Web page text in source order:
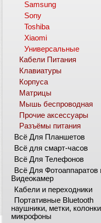
Samsung
Sony
Toshiba
Xiaomi
Универсальные
Кабели Питания
Клавиатуры
Корпуса
Матрицы
Мышь беспроводная
Прочие аксессуары
Разъёмы питания
Всё Для Планшетов
Всё для смарт-часов
Всё Для Телефонов
Всё Для Фотоаппаратов
Видеокамер
Кабели и переходники
Портативные Bluetooth
наушники, метки,
микрофоны